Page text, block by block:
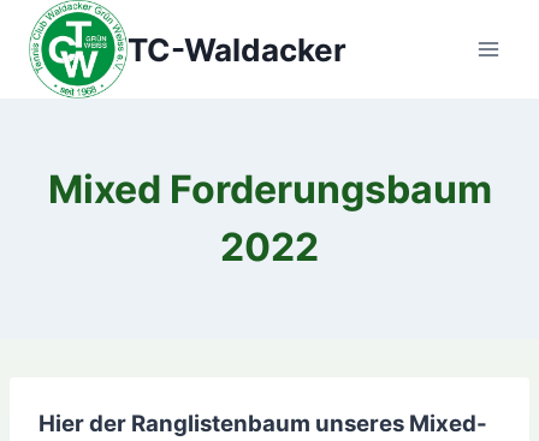
Zum
Inhalt
springen
TC-Waldacker
Mixed Forderungsbaum
2022
Hier der Ranglistenbaum unseres Mixed-